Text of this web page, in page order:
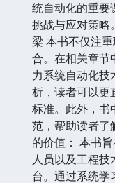
统自动化的重要
挑战与应对策略
梁 本书不仅注
合。在相关章节
力系统自动化技
析，读者可以更
标准。此外，书
范，帮助读者了
的价值： 本书
人员以及工程
台。通过系统学